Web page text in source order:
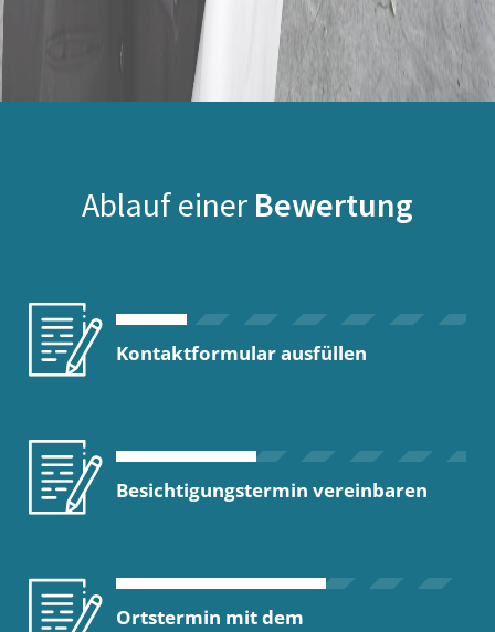
Ablauf einer Bewertung
Kontaktformular ausfüllen
Besichtigungstermin vereinbaren
Ortstermin mit dem